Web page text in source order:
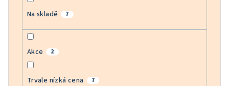
Na skladě 7
Akce 2
Trvale nízká cena 7